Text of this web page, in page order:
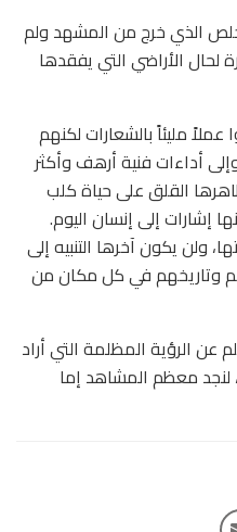
الذي خرج من المشهد ولم
لحال الأراضي التي يفقدها
مليئاً بالشعارات لكنهم
وإلى أداءات فنية أرهف وأكثر
القلق على حياة كلب
إشارات إلى إنسان اليوم.
ولن يكون آخرها التنبيه إلى
وتاريخهم في كل مكان من
عن الرؤية المظلمة التي أراد
لنجد معظم المشاهد إما